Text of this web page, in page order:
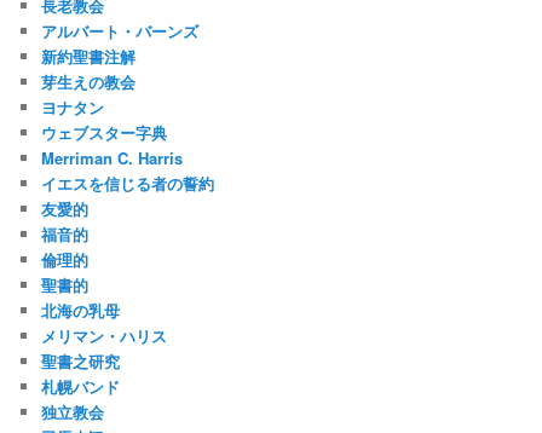
長老教会
アルバート・バーンズ
新約聖書注解
芽生えの教会
ヨナタン
ウェブスター字典
Merriman C. Harris
イエスを信じる者の誓約
友愛的
福音的
倫理的
聖書的
北海の乳母
メリマン・ハリス
聖書之研究
札幌バンド
独立教会